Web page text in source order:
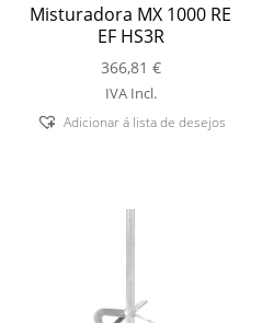
Misturadora MX 1000 RE
EF HS3R
366,81 €
IVA Incl.
Adicionar á lista de desejos